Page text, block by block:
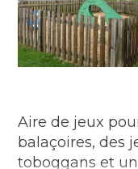
Aire de jeux
balaçoires, des
toboggans et